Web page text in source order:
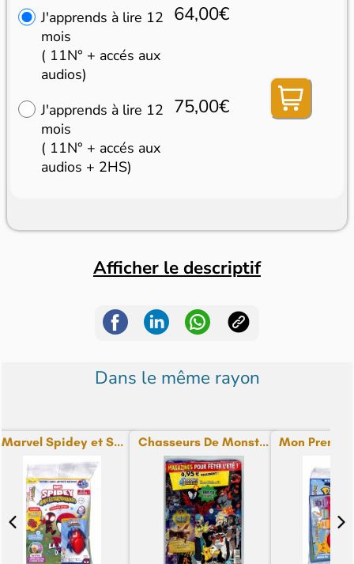
J'apprends à lire 12
mois
( 11N° + accés aux
audios)
64,00€
J'apprends à lire 12
mois
( 11N° + accés aux
audios + 2HS)
75,00€
Afficher le descriptif
Dans le même rayon
Marvel Spidey et S... Chasseurs De Monst... Mon